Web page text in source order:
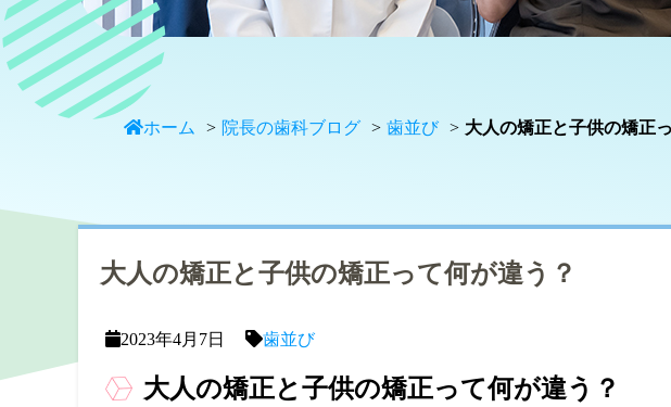
ホーム 院長の歯科ブログ 歯並び 大人の矯正と子供の矯正
大人の矯正と子供の矯正って何が違う？
2023年4月7日 歯並び
大人の矯正と子供の矯正って何が違う？